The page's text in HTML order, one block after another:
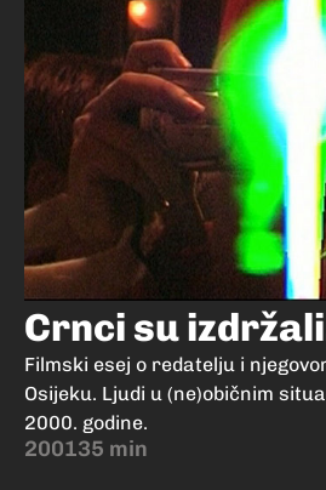
Crnci su
Filmski esej o redatelju i
Osijeku. Ljudi u (ne)običnim
2000. godine.
200135 min